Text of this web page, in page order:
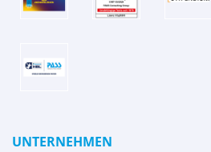
UNTERNEHMEN